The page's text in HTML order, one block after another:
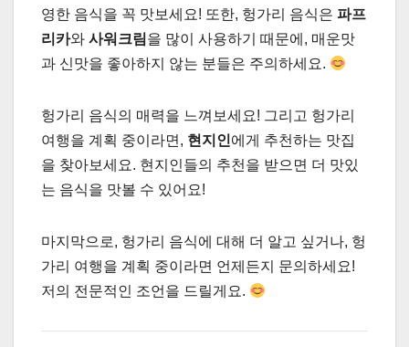
영한 음식을 꼭 맛보세요! 또한, 헝가리 음식은 파프
리카와 사워크림을 많이 사용하기 때문에, 매운맛
과 신맛을 좋아하지 않는 분들은 주의하세요.
헝가리 음식의 매력을 느껴보세요! 그리고 헝가리
여행을 계획 중이라면, 현지인에게 추천하는 맛집
을 찾아보세요. 현지인들의 추천을 받으면 더 맛있
는 음식을 맛볼 수 있어요!
마지막으로, 헝가리 음식에 대해 더 알고 싶거나, 헝
가리 여행을 계획 중이라면 언제든지 문의하세요!
저의 전문적인 조언을 드릴게요.